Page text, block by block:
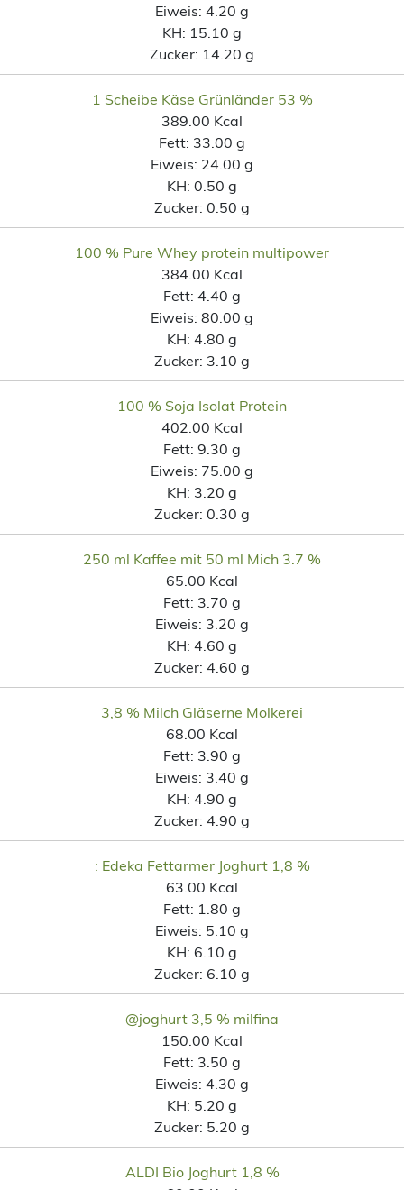
Eiweis: 4.20 g
KH: 15.10 g
Zucker: 14.20 g
1 Scheibe Käse Grünländer 53 %
389.00 Kcal
Fett: 33.00 g
Eiweis: 24.00 g
KH: 0.50 g
Zucker: 0.50 g
100 % Pure Whey protein multipower
384.00 Kcal
Fett: 4.40 g
Eiweis: 80.00 g
KH: 4.80 g
Zucker: 3.10 g
100 % Soja Isolat Protein
402.00 Kcal
Fett: 9.30 g
Eiweis: 75.00 g
KH: 3.20 g
Zucker: 0.30 g
250 ml Kaffee mit 50 ml Mich 3.7 %
65.00 Kcal
Fett: 3.70 g
Eiweis: 3.20 g
KH: 4.60 g
Zucker: 4.60 g
3,8 % Milch Gläserne Molkerei
68.00 Kcal
Fett: 3.90 g
Eiweis: 3.40 g
KH: 4.90 g
Zucker: 4.90 g
: Edeka Fettarmer Joghurt 1,8 %
63.00 Kcal
Fett: 1.80 g
Eiweis: 5.10 g
KH: 6.10 g
Zucker: 6.10 g
@joghurt 3,5 % milfina
150.00 Kcal
Fett: 3.50 g
Eiweis: 4.30 g
KH: 5.20 g
Zucker: 5.20 g
ALDI Bio Joghurt 1,8 %